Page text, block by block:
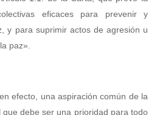
eficaces para prevenir y
y para suprimir actos de agresión u
paz».
efecto, una aspiración común de la
debe ser una prioridad para todo